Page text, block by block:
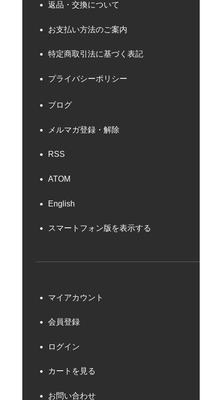
返品・交換について
お支払い方法のご案内
特定商取引法に基づく表記
プライバシーポリシー
ブログ
メルマガ登録・解除
RSS
ATOM
English
スマートフォン版を表示する
マイアカウント
会員登録
ログイン
カートを見る
お問い合わせ